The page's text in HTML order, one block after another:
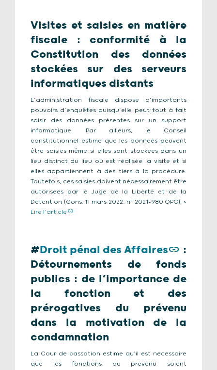
Visites et saisies en matière
fiscale : conformité à la
Constitution des données
stockées sur des serveurs
informatiques distants
L’administration fiscale dispose d’importants
pouvoirs d’enquêtes puisqu’elle peut tout à fait
saisir des données présentes sur un support
informatique. Par ailleurs, le Conseil
constitutionnel estime que les données peuvent
être saisies même si elles sont stockées dans un
lieu distinct du lieu où est réalisée la visite et si
elles appartiennent à des tiers à la procédure.
Toutefois, ces saisies doivent nécessairement être
autorisées par le Juge de la Liberté et de la
Détention (Cons. 11 mars 2022, n° 2021-980 QPC). >
Lire l’article
#Droit pénal des Affaires
:
Détournements de fonds
publics : de l’importance de
la fonction et des
prérogatives du prévenu
dans la motivation de la
condamnation
La Cour de cassation estime qu’il est nécessaire
que les fonctions du prévenu soient